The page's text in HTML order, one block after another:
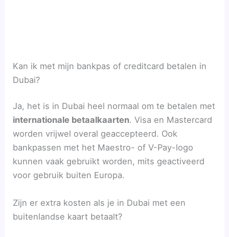
Kan ik met mijn bankpas of creditcard betalen in
Dubai?
Ja, het is in Dubai heel normaal om te betalen met
internationale betaalkaarten. Visa en Mastercard
worden vrijwel overal geaccepteerd. Ook
bankpassen met het Maestro- of V-Pay-logo
kunnen vaak gebruikt worden, mits geactiveerd
voor gebruik buiten Europa.
Zijn er extra kosten als je in Dubai met een
buitenlandse kaart betaalt?